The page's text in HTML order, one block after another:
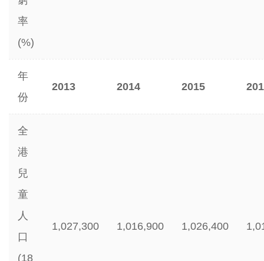
率
(%)
年
份
2013 2014 2015
全
港
兒
童
人
口
(18
1,027,300 1,016,900 1,026,400